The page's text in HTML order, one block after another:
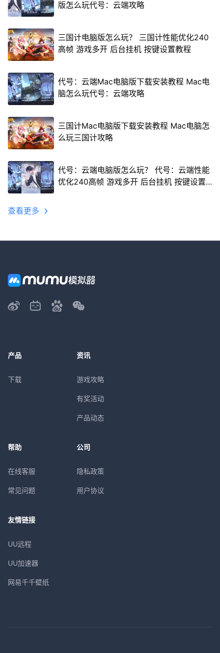
版怎么玩代号：云端攻略
三国计电脑版怎么玩？ 三国计性能优化240
高帧 游戏多开 后台挂机 按键设置教程
代号：云端Mac电脑版下载安装教程 Mac电
脑怎么玩代号：云端攻略
三国计Mac电脑版下载安装教程 Mac电脑怎
么玩三国计攻略
代号：云端电脑版怎么玩？ 代号：云端性能
优化240高帧 游戏多开 后台挂机 按键设置
查看更多
产品
下载
资讯
游戏攻略
有奖活动
产品动态
帮助
在线客服
常见问题
公司
隐私政策
用户协议
友情链接
UU远程
UU加速器
网易千千壁纸